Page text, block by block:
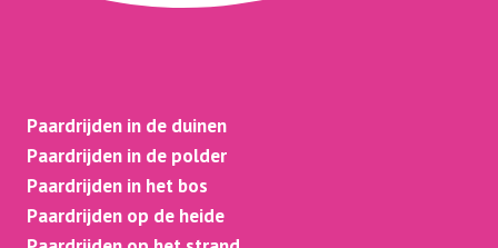
Paardrijden in de duinen
Paardrijden in de polder
Paardrijden in het bos
Paardrijden op de heide